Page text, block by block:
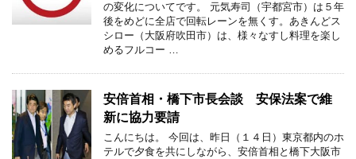
の変化についてです。 元気寿司（宇都宮市）は５年
後をめどに全店で回転レーンを無くす。あきんどス
シロー（大阪府吹田市）は、様々なすし料理を楽し
めるフルコー …
安倍首相・橋下市長会談 安保法案で維
新に協力要請
こんにちは。 今回は、昨日（１４日）東京都内のホ
テルで夕食を共にしながら、安倍首相と橋下大阪市